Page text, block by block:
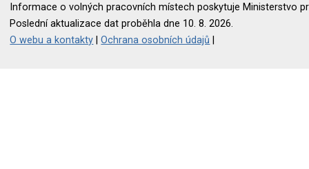
Informace o volných pracovních místech poskytuje Ministerstvo
Poslední aktualizace dat proběhla dne 10. 8. 2026.
O webu a kontakty |Ochrana osobních údajů